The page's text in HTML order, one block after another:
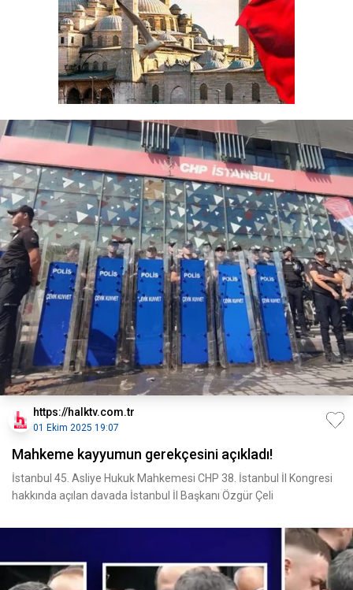
https://halktv.com.tr
01 Ekim 2025 19:07
Mahkeme kayyumun gerekçesini açıkladı!
İstanbul 45. Asliye Hukuk Mahkemesi CHP 38. İstanbul İl Kongresi
hakkında açılan davada İstanbul İl Başkanı Özgür Çeli